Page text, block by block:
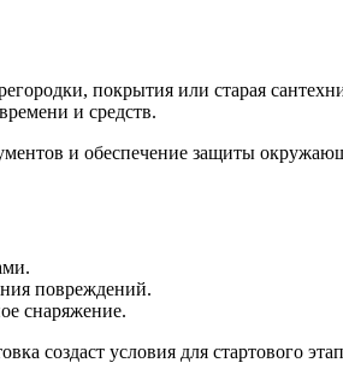
покрытия или старая
и средств.
и обеспечение защиты
повреждений.
снаряжение.
создаст условия для стартового